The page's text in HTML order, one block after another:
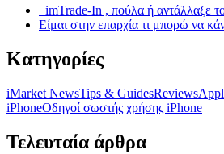
imTrade-In , πούλα ή αντάλλαξε
Είμαι στην επαρχία τι μπορώ να
Κατηγορίες
iMarket NewsTips & GuidesReviews
iPhoneOδηγοί σωστής χρήσης iPhone
Τελευταία άρθρα